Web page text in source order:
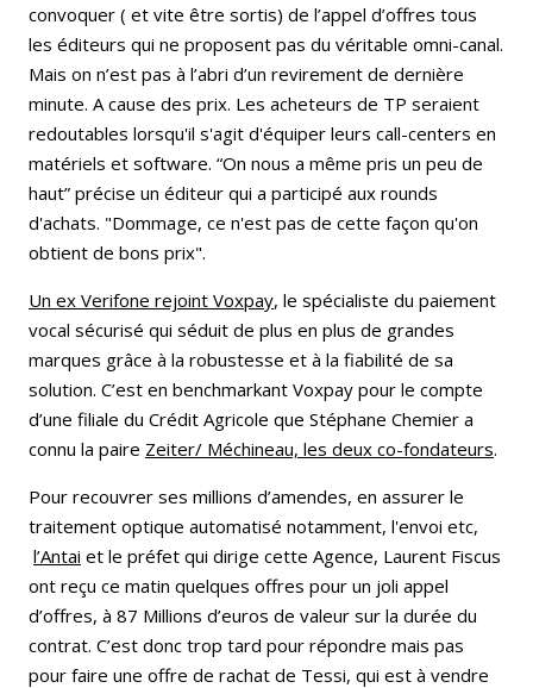
convoquer ( et vite être sortis) de l’appel d’offres tous
les éditeurs qui ne proposent pas du véritable omni-canal.
Mais on n’est pas à l’abri d’un revirement de dernière
minute. A cause des prix. Les acheteurs de TP seraient
redoutables lorsqu'il s'agit d'équiper leurs call-centers en
matériels et software. “On nous a même pris un peu de
haut” précise un éditeur qui a participé aux rounds
d'achats. "Dommage, ce n'est pas de cette façon qu'on
obtient de bons prix".
Un ex Verifone rejoint Voxpay, le spécialiste du paiement
vocal sécurisé qui séduit de plus en plus de grandes
marques grâce à la robustesse et à la fiabilité de sa
solution. C’est en benchmarkant Voxpay pour le compte
d’une filiale du Crédit Agricole que Stéphane Chemier a
connu la paire Zeiter/ Méchineau, les deux co-fondateurs.
Pour recouvrer ses millions d’amendes, en assurer le
traitement optique automatisé notamment, l'envoi etc,
l’Antai et le préfet qui dirige cette Agence, Laurent Fiscus
ont reçu ce matin quelques offres pour un joli appel
d’offres, à 87 Millions d’euros de valeur sur la durée du
contrat. C’est donc trop tard pour répondre mais pas
pour faire une offre de rachat de Tessi, qui est à vendre